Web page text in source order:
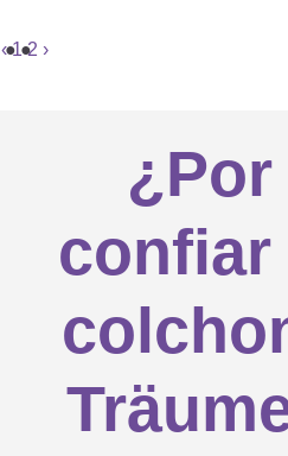
‹ 1 2 ›
confiar